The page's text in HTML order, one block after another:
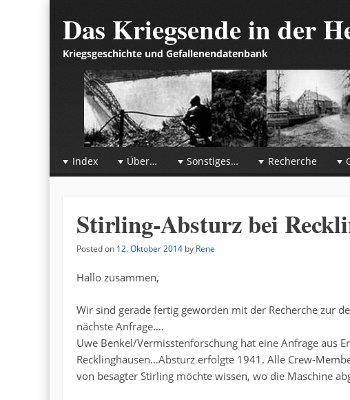
Das Kriegsende in der
Kriegsgeschichte und Gefallenendatenbank
☰Menu
Skip to content
Index Über… Sonstiges… Recherche
Stirling-Absturz bei
Posted on 12. Oktober 2014by Rene
Hallo zusammen,
Wir sind gerade fertig geworden mit der Recherche zur
nächste Anfrage….
Uwe Benkel/Vermisstenforschung hat eine Anfrage aus
Recklinghausen…Absturz erfolgte 1941. Alle Crew-
von besagter Stirling möchte wissen, wo die Maschine